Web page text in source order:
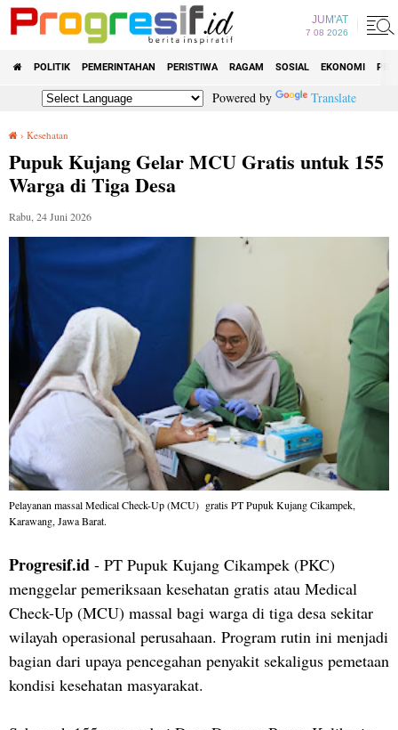
JUM'AT
7 08 2026
POLITIK PEMERINTAHAN PERISTIWA RAGAM SOSIAL EKONOMI
Powered by Translate
› Kesehatan
Pupuk Kujang Gelar MCU Gratis untuk 155
Warga di Tiga Desa
Rabu, 24 Juni 2026
Pelayanan massal Medical Check-Up (MCU) gratis PT Pupuk Kujang Cikampek,
Karawang, Jawa Barat.
Progresif.id - PT Pupuk Kujang Cikampek (PKC)
menggelar pemeriksaan kesehatan gratis atau Medical
Check-Up (MCU) massal bagi warga di tiga desa sekitar
wilayah operasional perusahaan. Program rutin ini menjadi
bagian dari upaya pencegahan penyakit sekaligus pemetaan
kondisi kesehatan masyarakat.